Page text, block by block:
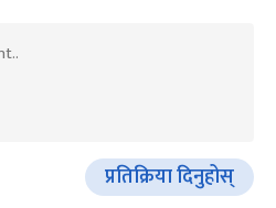
प्रतिक्रिया दिनुहोस्